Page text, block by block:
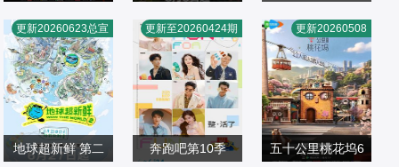
麒,陈晓卿,李诞,屈
雨瑜,杨艳彬,黎子
安
大陆综艺
2026/中国大陆
旭,杜海涛,张纯烨
大陆综艺
2026/中国大陆
胧,丁真珍珠
大陆综艺
2026/中国大陆
地球超新鲜 第二
更新20260623总宣
奔跑吧第10季
更新至20260424期
五十公里桃花坞6
更新20260508